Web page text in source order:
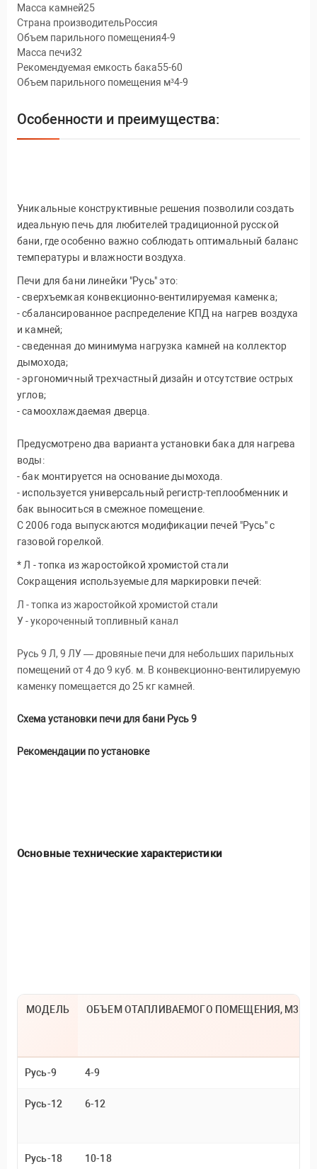
Масса камней25
Страна производительРоссия
Объем парильного помещения4-9
Масса печи32
Рекомендуемая емкость бака55-60
Объем парильного помещения м³4-9
Особенности и преимущества:
Уникальные конструктивные решения позволили создать
идеальную печь для любителей традиционной русской
бани, где особенно важно соблюдать оптимальный баланс
температуры и влажности воздуха.
Печи для бани линейки "Русь" это:
- сверхъемкая конвекционно-вентилируемая каменка;
- сбалансированное распределение КПД на нагрев воздуха
и камней;
- сведенная до минимума нагрузка камней на коллектор
дымохода;
- эргономичный трехчастный дизайн и отсутствие острых
углов;
- самоохлаждаемая дверца.
Предусмотрено два варианта установки бака для нагрева
воды:
- бак монтируется на основание дымохода.
- используется универсальный регистр-теплообменник и
бак выноситься в смежное помещение.
С 2006 года выпускаются модификации печей "Русь" с
газовой горелкой.
* Л - топка из жаростойкой хромистой стали
Сокращения используемые для маркировки печей:
Л - топка из жаростойкой хромистой стали
У - укороченный топливный канал
Русь 9 Л, 9 ЛУ — дровяные печи для небольших парильных
помещений от 4 до 9 куб. м. В конвекционно-вентилируемую
каменку помещается до 25 кг камней.
Схема установки печи для бани Русь 9
Рекомендации по установке
Основные технические характеристики
МОДЕЛЬ ОБЪЕМ ОТАПЛИВАЕМОГО ПОМЕЩЕНИЯ, М3
Русь-9 4-9
Русь-12 6-12
Русь-18 10-18